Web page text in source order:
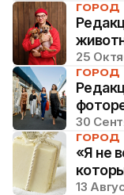
ГОРОД
25
ГОРОД
30
ГОРОД
«Я не
13